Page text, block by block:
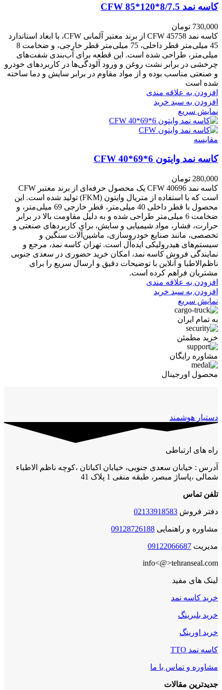
کاسه نمد CFW 85*120*8/7.5
730,000 تومان
کاسه نمد CFW 45758 از برند معتبر آلمانی CFW، با ابعاد استاندارد
45 میلی‌متر قطر داخلی، 75 میلی‌متر قطر خارجی، و ضخامت 8
میلی‌متر، طراحی شده است. این قطعه برای آب‌بندی شفت‌های
چرخشی در برابر نشت روغن و ورود آلودگی‌ها در کاربردهای خودرو
و صنعتی مناسب بوده و از مواد مقاوم در برابر سایش و دما ساخته
شده است
افزودن به علاقه مندی
افزودن به سبد خرید
نمایش سریع
مقايسه
کاسه نمد وایتون CFW 40*69*6
280,000 تومان
کاسه نمد CFW 40696 یک محصول حرفه‌ای از برند معتبر CFW
است که با استفاده از متریال وایتون (FKM) تولید شده است. این
محصول با قطر داخلی 40 میلی‌متر، قطر خارجی 69 میلی‌متر، و
ضخامت 6 میلی‌متر طراحی شده و به دلیل مقاومت بالا در برابر
حرارت، فشار، مواد شیمیایی و سایش، برای کاربردهای صنعتی و
تخصصی، مانند صنایع خودروسازی، ماشین‌آلات سنگین و
سیستم‌های هیدرولیکی ایده‌آل است. تهران کاسه نمد، مرجع و
نمایندگی فروش کاسه نمد، امکان خرید حضوری در سعدی جنوبی
ناظم‌الاطبا و آنلاین با توضیحات دقیق و ارسال سریع را برای
مشتریان فراهم کرده است.
افزودن به علاقه مندی
افزودن به سبد خرید
نمایش سریع
به تمام ایران
خرید مطمئن
مشاوره رایگان
محصول اورجینال
دستیار هوشمند
راه های ارتباطی
آدرس : خیابان سعدی جنوبی، خیابان اکباتان ،کوچه ناظم الاطباء
شمالی ،پاساژ مبصر، طبقه منفی 1 پلاک 41
تلفن تماس
دفتر فروش 02133918583
مشاوره و راهنمایی 09128726188
مدیریت 09122066687
info<@>tehranseal.com
لینک های مفید
خرید کاسه نمد
خرید بلبرینگ
خرید اورینگ
کاسه نمد TTO
مشاوره و تماس با ما
جدیدترین مقالات